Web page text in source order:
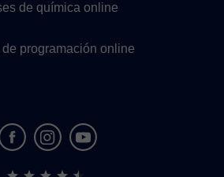
de química online
programación online